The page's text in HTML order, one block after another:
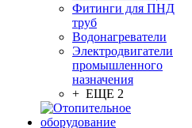
Фитинги для ПНД
труб
Водонагреватели
Электродвигатели
промышленного
назначения
+ ЕЩЕ 2